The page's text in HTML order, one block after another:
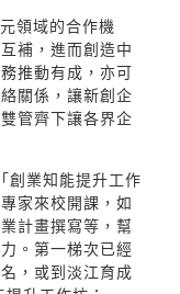
領域的合作機
補，進而創造中
推動有成，亦可
關係，讓新創企
管齊下讓各界企
創業知能提升工作
家來校開課，如
計畫撰寫等，幫
。第一梯次已經
，或到淡江育成